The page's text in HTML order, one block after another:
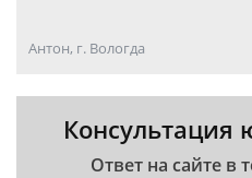
Антон, г. Вологда
Консультация
Ответ на сайте в